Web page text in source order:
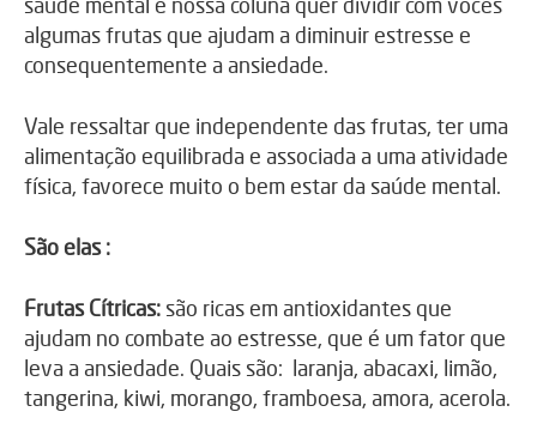
algumas frutas que ajudam a diminuir estresse e
consequentemente a ansiedade.
Vale ressaltar que independente das frutas, ter uma
alimentação equilibrada e associada a uma atividade
física, favorece muito o bem estar da saúde mental.
São elas :
Frutas Cítricas: são ricas em antioxidantes que
ajudam no combate ao estresse, que é um fator que
leva a ansiedade. Quais são: laranja, abacaxi, limão,
tangerina, kiwi, morango, framboesa, amora, acerola.